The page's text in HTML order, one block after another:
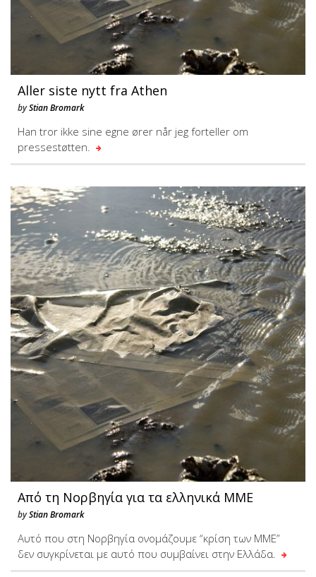
Aller siste nytt fra Athen
byStian Bromark
Han tror ikke sine egne ører når jeg forteller om
pressestøtten.
Από τη Νορβηγία για τα ελληνικά ΜΜΕ
byStian Bromark
Αυτό που στη Νορβηγία ονομάζουμε “κρίση των ΜΜΕ”
δεν συγκρίνεται με αυτό που συμβαίνει στην Ελλάδα.